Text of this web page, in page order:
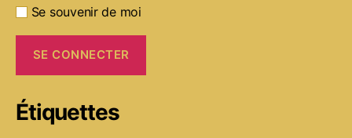
Se souvenir de moi
Étiquettes